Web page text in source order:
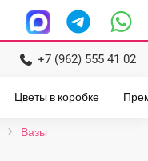
+7 (962) 555 41 02
Цветы в коробке
Вазы